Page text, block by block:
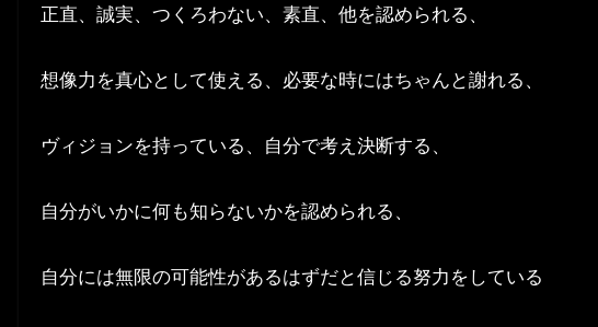
正直、誠実、つくろわない、素直、他を認められる、
想像力を真心として使える、必要な時にはちゃんと謝れる、
ヴィジョンを持っている、自分で考え決断する、
自分がいかに何も知らないかを認められる、
自分には無限の可能性があるはずだと信じる努力をしている